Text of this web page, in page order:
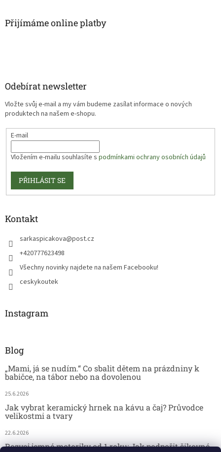
Přijímáme online platby
Odebírat newsletter
Vložte svůj e-mail a my vám budeme zasílat informace o nových
produktech na našem e-shopu.
E-mail
Vložením e-mailu souhlasíte s podmínkami ochrany osobních údajů
PŘIHLÁSIT SE
Kontakt
sarkaspicakova@post.cz
+420777623498
Všechny novinky najdete na našem Facebooku!
ceskykoutek
Instagram
Blog
„Mami, já se nudím.“ Co sbalit dětem na prázdniny k
babičce, na tábor nebo na dovolenou
25.6.2026
Jak vybrat keramický hrnek na kávu a čaj? Průvodce
velikostmi a tvary
22.6.2026
Rozvoj jemné motoriky od 1 roku: Jak podpořit šikovné